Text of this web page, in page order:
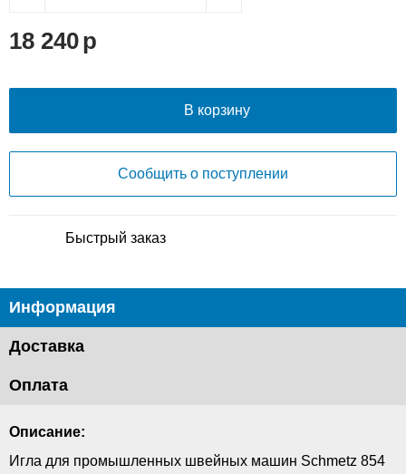
18 240
В корзину
Сообщить о поступлении
Быстрый заказ
Информация
Доставка
Оплата
Описание:
Игла для промышленных швейных машин Schmetz 854